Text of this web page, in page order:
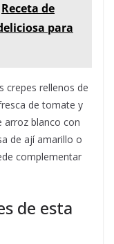
Receta de
para
crepes rellenos de
de tomate y
arroz blanco con
de ají amarillo o
complementar
de esta